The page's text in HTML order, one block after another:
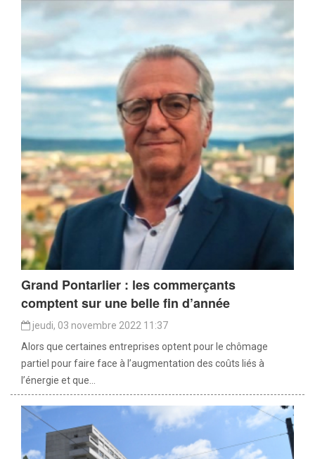
Grand Pontarlier : les commerçants
comptent sur une belle fin d’année
jeudi, 03 novembre 2022 11:37
Alors que certaines entreprises optent pour le chômage
partiel pour faire face à l’augmentation des coûts liés à
l’énergie et que...